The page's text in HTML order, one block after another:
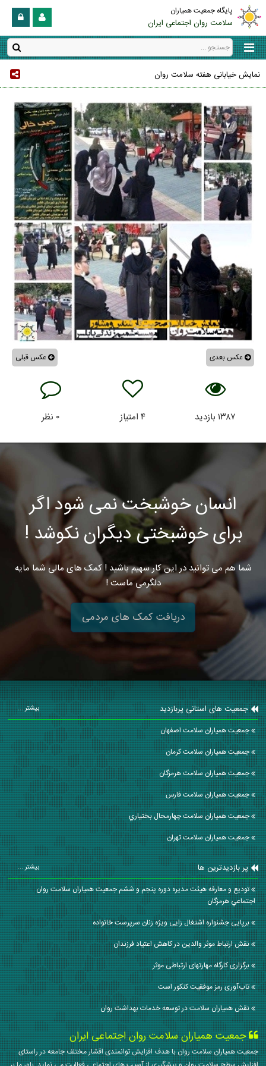
پایگاه جمعیت همیاران
سلامت روان اجتماعی ایران
نمایش خیابانی هفته سلامت روان
عکس قبلی عکس بعدی
۱۳۸۷بازدید ۴امتیاز ۰ نظر
انسان خوشبخت نمی شود اگر
برای خوشبختی دیگران نکوشد !
شما هم می توانید در این کار سهیم باشید ! کمک های مالی شما مایه
دلگرمی ماست !
دریافت کمک های مردمی
جمعیت های استانی پربازدید بیشتر ...
جمعیت همیاران سلامت اصفهان
جمعیت همیاران سلامت كرمان
جمعیت همیاران سلامت هرمزگان
جمعیت همیاران سلامت فارس
جمعیت همیاران سلامت چهارمحال بختياري
جمعیت همیاران سلامت تهران
پر بازدیدترین ها بیشتر ...
توديع و معارفه هيئت مديره دوره پنجم و ششم جمعيت همياران سلامت روان
اجتماعي هرمزگان
برپایی جشنواره اشتغال‌ زایی ویژه زنان سرپرست خانواده
نقش ارتباط موثر والدین در کاهش اعتیاد فرزندان
برگزاری کارگاه مهارتهای ارتباطی موثر
تاب‌آوری رمز موفقیت کنکور است
نقش همیاران سلامت در توسعه خدمات بهداشت روان
جمعیت همیاران سلامت روان اجتماعی ایران
جمعیت همیاران سلامت روان با هدف افزایش توانمندی اقشار مختلف جامعه در راستای